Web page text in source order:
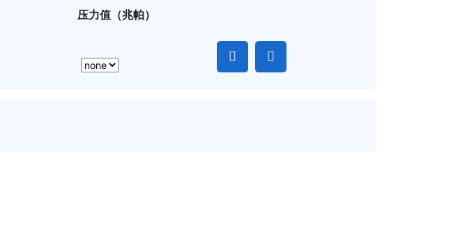
压力值（兆帕）